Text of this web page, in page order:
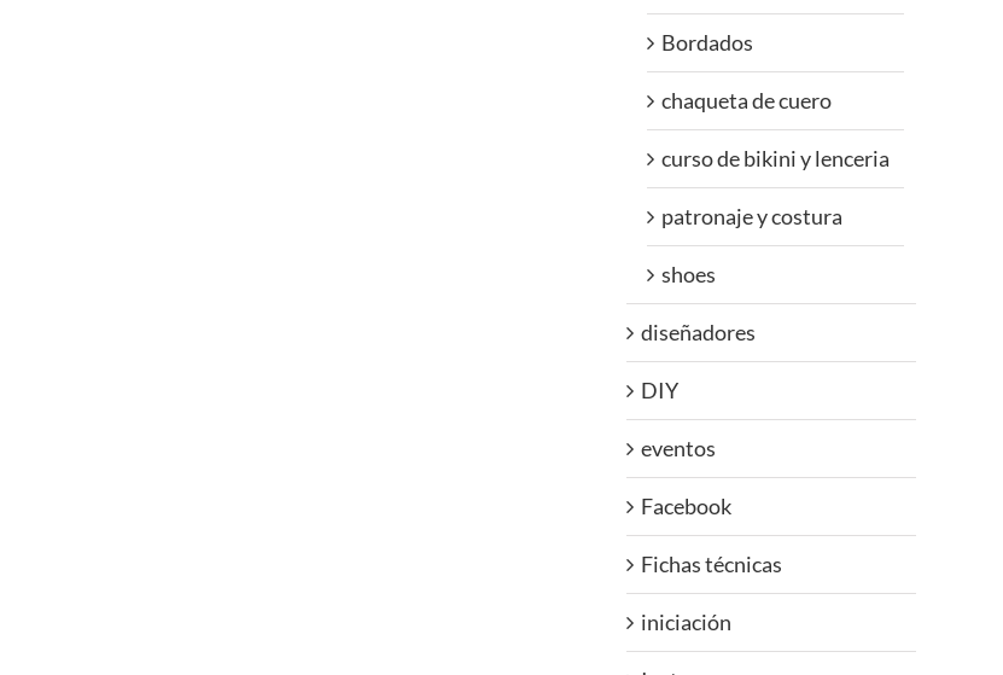
Bordados
chaqueta de cuero
curso de bikini y lenceria
patronaje y costura
shoes
diseñadores
DIY
eventos
Facebook
Fichas técnicas
iniciación